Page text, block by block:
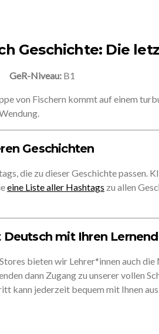
Geschichte: Die
GeR-Niveau: B1
von Fischern kommt auf einem
Geschichten
die zu dieser Geschichte passen.
eine Liste aller Hashtags zu allen
Deutsch mit Ihren
bieten wir Lehrer*innen auch
dann Zugang zu unserer vollen
kann jederzeit bequem mit Ihnen